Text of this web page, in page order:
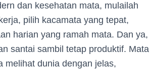
dan kesehatan mata, mulailah
pilih kacamata yang tepat,
harian yang ramah mata. Dan ya,
santai sambil tetap produktif. Mata
melihat dunia dengan jelas,